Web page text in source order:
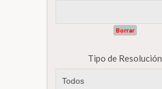
Borrar
Tipo de Resolución